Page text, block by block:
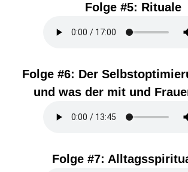
Folge #5: Rituale
Folge #6: Der
und was der mit und
Folge #7: